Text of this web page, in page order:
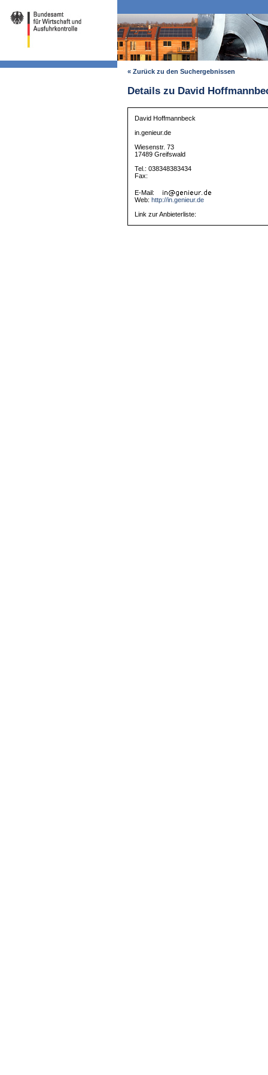
« Zurück zu den Suchergebnissen
Details zu David
David Hoffmannbeck
in.genieur.de
Wiesenstr. 73
17489 Greifswald
Tel.: 038348383434
Fax:
E-Mail:
Web: http://in.genieur.de
Link zur Anbieterliste: